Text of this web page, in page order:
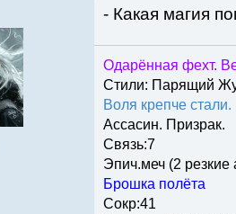
- Какая магия
Одарённая фехт.
Стили: Парящий
Воля крепче
Ассасин. Призрак.
Связь:7
Эпич.меч (2 резкие
Брошка полёта
Сокр:41